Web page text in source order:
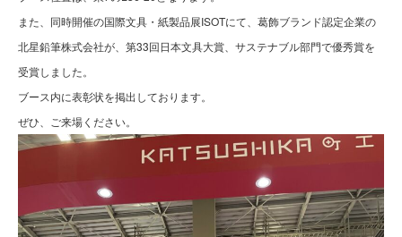
また、同時開催の国際文具・紙製品展ISOTにて、葛飾ブランド認定企業の
北星鉛筆株式会社が、第33回日本文具大賞、サステナブル部門で優秀賞を
受賞しました。
ブース内に表彰状を掲出しております。
ぜひ、ご来場ください。